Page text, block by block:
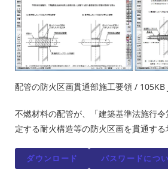
配管の防火区画貫通部施工要領 / 105KB
不燃材料の配管が、「建築基準法施行
定する耐火構造等の防火区画を貫通する
ダウンロード パスワードにつ